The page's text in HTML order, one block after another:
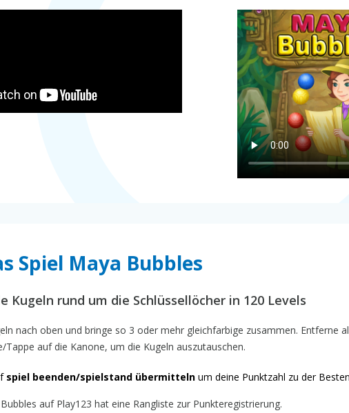
Spiel Maya Bubbles
Kugeln rund um die Schlüssellöcher in 120 Levels
nach oben und bringe so 3 oder mehr gleichfarbige zusammen. Entferne
Tappe auf die Kanone, um die Kugeln auszutauschen.
spiel beenden/spielstand übermitteln um deine Punktzahl zu der
auf Play123 hat eine Rangliste zur Punkteregistrierung.